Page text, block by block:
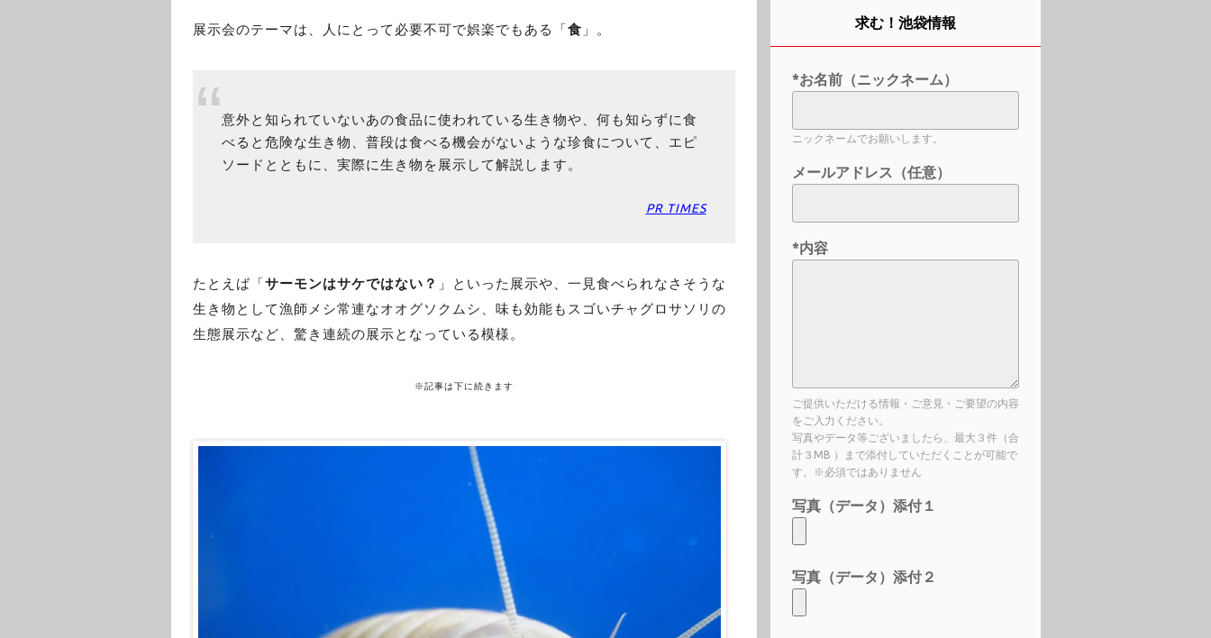
展示会のテーマは、人にとって必要不可で娯楽でもある「食 」。
意外と知られていないあの食品に使われている生き物や、何も知らずに食
べると危険な生き物、普段は食べる機会がないような珍食について、エピ
ソードとともに、実際に生き物を展示して解説します。
PR TIMES
たとえば「サーモンはサケではない？ 」といった展示や、一見食べられなさそうな
生き物として漁師メシ常連なオオグソクムシ、味も効能もスゴいチャグロサソリの
生態展示など、驚き連続の展示となっている模様。
※記事は下に続きます
求む！池袋情報
*お名前（ニックネーム）
ニックネームでお願いします。
メールアドレス（任意）
*内容
ご提供いただける情報・ご意見・ご要望の内容
をご入力ください。
写真やデータ等ございましたら、最大３件（合
計３MB ）まで添付していただくことが可能で
す。※必須ではありません
写真（データ）添付１
写真（データ）添付２